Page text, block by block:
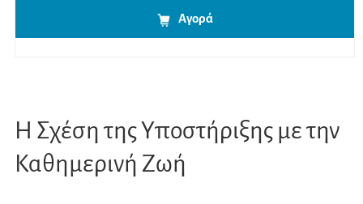
Αγορά
Η Σχέση της Υποστήριξης με την
Καθημερινή Ζωή